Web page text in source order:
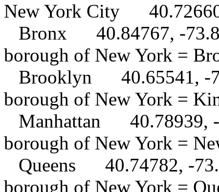
New York City
Bronx 40.84767, -
borough of New York =
Brooklyn 40.65541, -
borough of New York =
Manhattan 40.78939, -
borough of New York =
Queens 40.74782, -
borough of New York =